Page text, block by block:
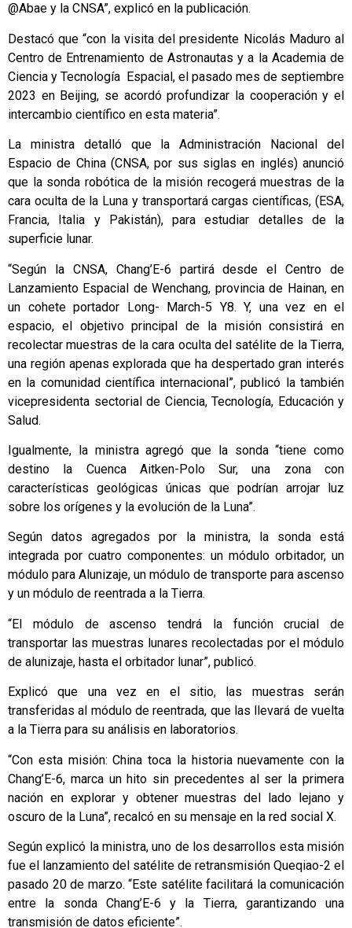
@Abae y la CNSA”, explicó en la publicación.
Destacó que “con la visita del presidente Nicolás Maduro al
Centro de Entrenamiento de Astronautas y a la Academia de
Ciencia y Tecnología Espacial, el pasado mes de septiembre
2023 en Beijing, se acordó profundizar la cooperación y el
intercambio científico en esta materia”.
La ministra detalló que la Administración Nacional del
Espacio de China (CNSA, por sus siglas en inglés) anunció
que la sonda robótica de la misión recogerá muestras de la
cara oculta de la Luna y transportará cargas científicas, (ESA,
Francia, Italia y Pakistán), para estudiar detalles de la
superficie lunar.
“Según la CNSA, Chang’E-6 partirá desde el Centro de
Lanzamiento Espacial de Wenchang, provincia de Hainan, en
un cohete portador Long- March-5 Y8. Y, una vez en el
espacio, el objetivo principal de la misión consistirá en
recolectar muestras de la cara oculta del satélite de la Tierra,
una región apenas explorada que ha despertado gran interés
en la comunidad científica internacional”, publicó la también
vicepresidenta sectorial de Ciencia, Tecnología, Educación y
Salud.
Igualmente, la ministra agregó que la sonda “tiene como
destino la Cuenca Aitken-Polo Sur, una zona con
características geológicas únicas que podrían arrojar luz
sobre los orígenes y la evolución de la Luna”.
Según datos agregados por la ministra, la sonda está
integrada por cuatro componentes: un módulo orbitador, un
módulo para Alunizaje, un módulo de transporte para ascenso
y un módulo de reentrada a la Tierra.
“El módulo de ascenso tendrá la función crucial de
transportar las muestras lunares recolectadas por el módulo
de alunizaje, hasta el orbitador lunar”, publicó.
Explicó que una vez en el sitio, las muestras serán
transferidas al módulo de reentrada, que las llevará de vuelta
a la Tierra para su análisis en laboratorios.
“Con esta misión: China toca la historia nuevamente con la
Chang’E-6, marca un hito sin precedentes al ser la primera
nación en explorar y obtener muestras del lado lejano y
oscuro de la Luna”, recalcó en su mensaje en la red social X.
Según explicó la ministra, uno de los desarrollos esta misión
fue el lanzamiento del satélite de retransmisión Queqiao-2 el
pasado 20 de marzo. “Este satélite facilitará la comunicación
entre la sonda Chang’E-6 y la Tierra, garantizando una
transmisión de datos eficiente”.